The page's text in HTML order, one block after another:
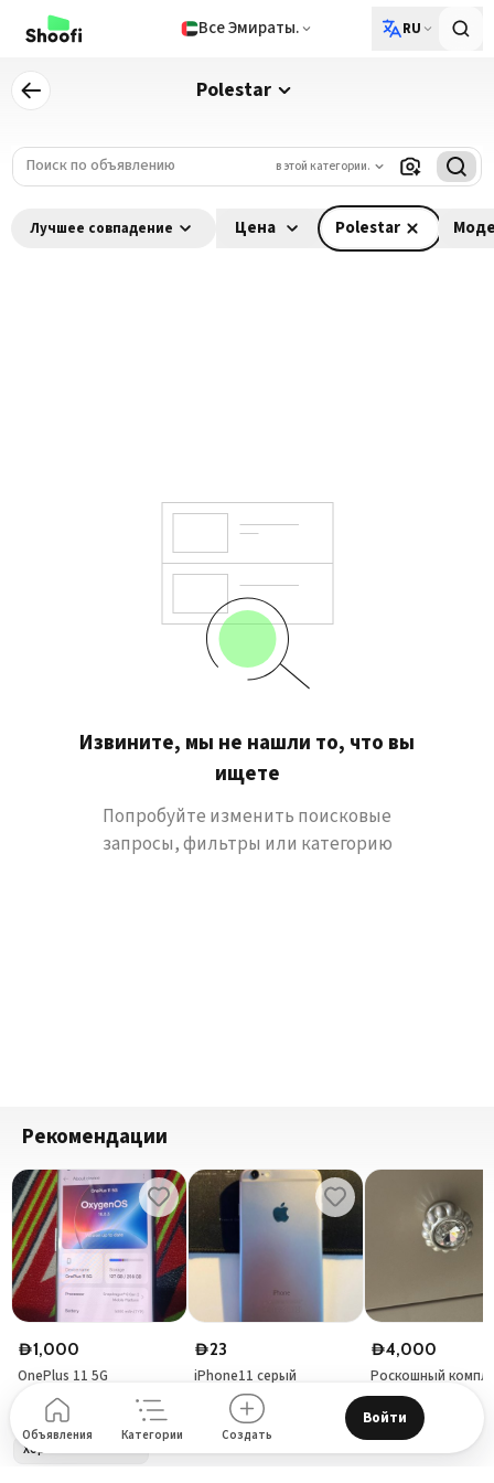
Все Эмираты. RU
Объявления Категории Создать
Войти
Polestar
в этой категории.
Лучшее совпадение Цена Polestar
Извините, мы не нашли то, что вы
ищете
Попробуйте изменить поисковые
запросы, фильтры или категорию
Рекомендации
D1,000
OnePlus 11 5G
One Plus
Хорошее состояние
D23
iPhone11 серый
Дубай – Объединённые Арабские Эмираты
D4,000
Роскошный
для спальни